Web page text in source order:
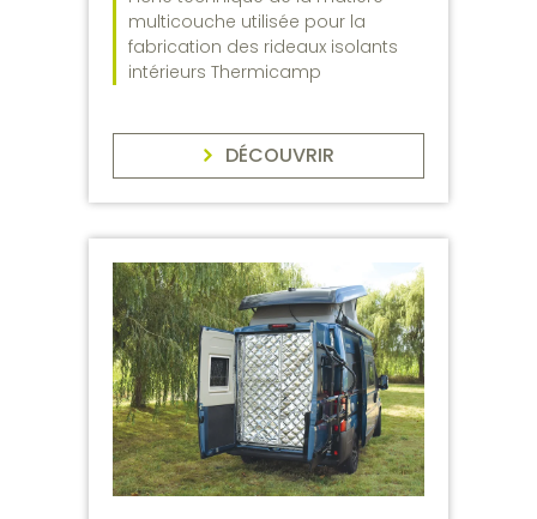
multicouche utilisée pour la
fabrication des rideaux isolants
intérieurs Thermicamp
DÉCOUVRIR